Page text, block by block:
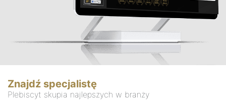
Znajdź specjalistę
Plebiscyt skupia najlepszych w branży